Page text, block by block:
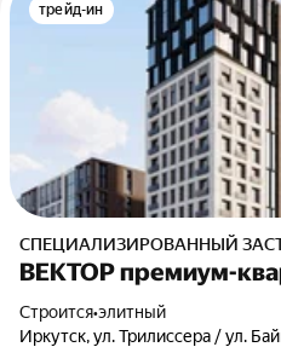
трейд-ин
СПЕЦИАЛИЗИРОВАННЫЙ
ВЕКТОР премиум-
Строится•элитный
Иркутск, ул. Трилиссера / ул.